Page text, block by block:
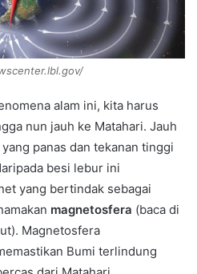
alam ini, kita harus
nun jauh ke Matahari. Jauh
panas dan tekanan tinggi
besi lebur ini
yang bertindak sebagai
magnetosfera (baca di
Magnetosfera
Bumi terlindung